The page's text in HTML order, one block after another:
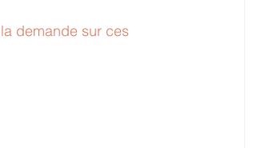
demande sur ces